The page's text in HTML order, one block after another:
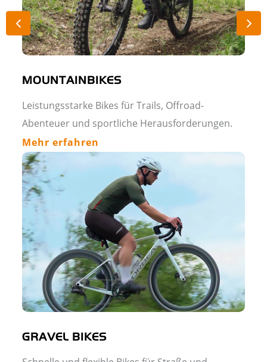
MOUNTAINBIKES
Leistungsstarke Bikes für Trails, Offroad-
Abenteuer und sportliche Herausforderungen.
Mehr erfahren
GRAVEL BIKES